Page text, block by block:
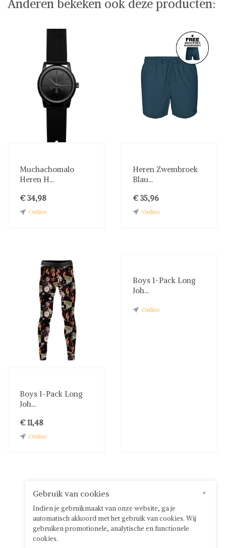
Anderen bekeken ook deze producten:
Muchachomalo
Heren H...
€ 34,98
Online
Heren Zwembroek
Blau...
€ 35,96
Online
Boys 1-Pack Long
Joh...
€ 11,48
Online
Boys 1-Pack Long
Joh...
Online
×
Gebruik van cookies
Indien je gebruikmaakt van onze website, ga je
automatisch akkoord met het gebruik van cookies. Wij
gebruiken promotionele, analytische en functionele
cookies.